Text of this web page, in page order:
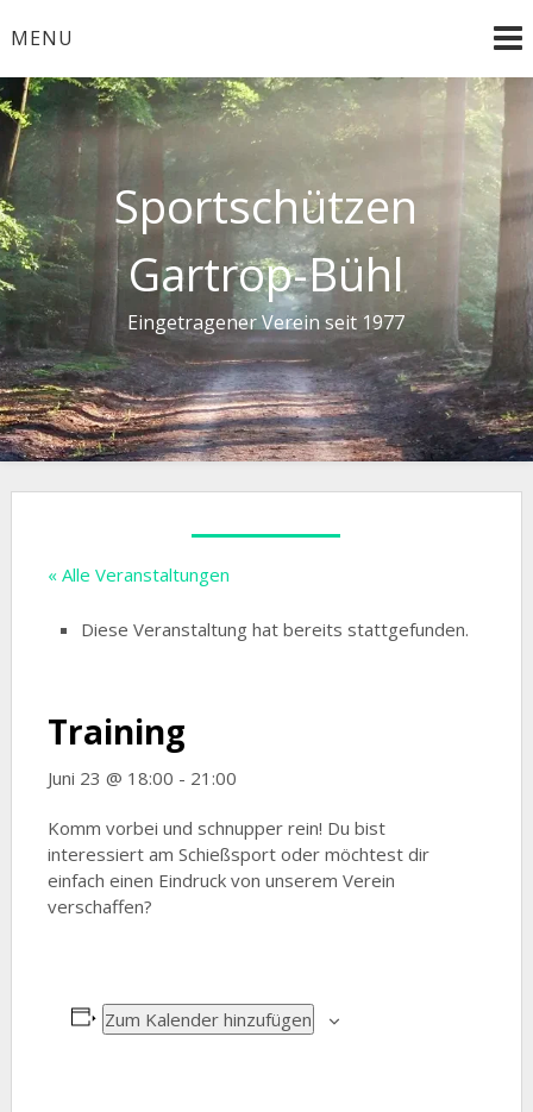
toMENU
Sportschützen
Gartrop-Bühl
Eingetragener Verein seit 1977
« Alle Veranstaltungen
Diese Veranstaltung hat bereits stattgefunden.
Training
Juni 23 @ 18:00 - 21:00
Komm vorbei und schnupper rein! Du bist
interessiert am Schießsport oder möchtest dir
einfach einen Eindruck von unserem Verein
verschaffen?
Zum Kalender hinzufügen